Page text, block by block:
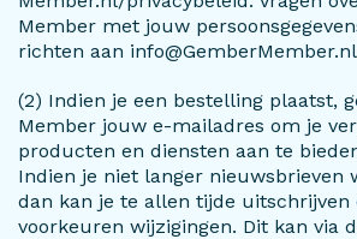
Member met jouw
richten aan info@GemberMember.nl
(2) Indien je een bestelling plaatst,
Member jouw e-mailadres om je
producten en diensten aan te
Indien je niet langer nieuwsbrieven
dan kan je te allen tijde uitschrijven
voorkeuren wijzigingen. Dit kan via